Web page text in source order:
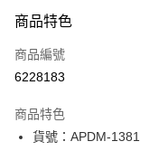
信用卡一次付款
Apple Pay
悠遊付
商品特色
商品編號
6228183
商品特色
貨號：APDM-1381